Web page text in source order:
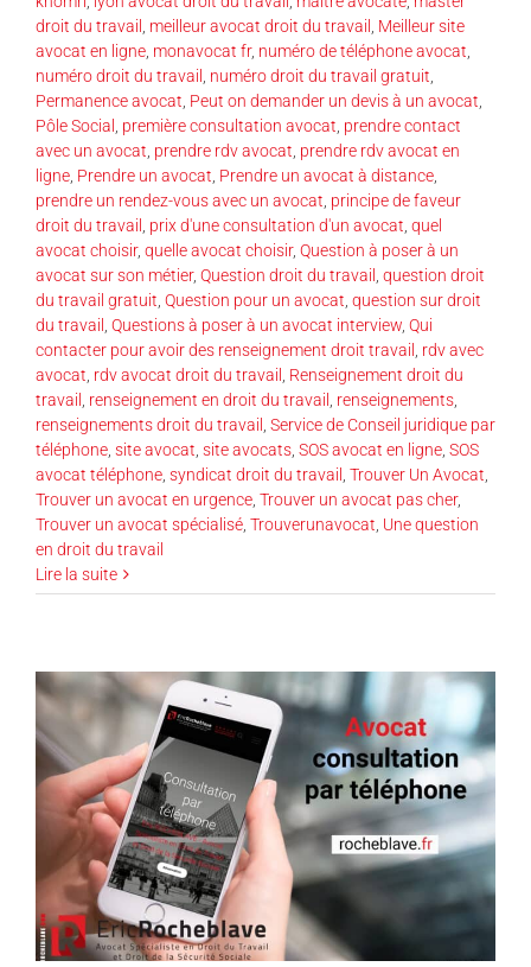
droit du travail
meilleur avocat droit du travail
Meilleur site
avocat en ligne monavocat fr, numéro de téléphone avocat
numéro droit du travail
numéro droit du travail gratuit
Permanence avocat Peut on demander un devis à un avocat
Pôle Social
première consultation avocat prendre contact
avec un avocat prendre rdv avocat prendre rdv avocat en
ligne Prendre un avocat Prendre un avocat à distance
prendre un rendez-vous avec un avocat principe de faveur
droit du travail
prix d'une consultation d'un avocat quel
avocat choisir, quelle avocat choisir, Question à poser à un
avocat sur son métier, Question droit du travail
question droit
du travail gratuit Question pour un avocat question sur droit
du travail
Questions à poser à un avocat interview Qui
contacter pour avoir des renseignement droit travail
rdv avec
avocat rdv avocat droit du travail
Renseignement droit du
travail
renseignement en droit du travail renseignements
renseignements droit du travail
Service de Conseil juridique par
téléphone site avocat site avocats SOS avocat en ligne SOS
avocat téléphone syndicat droit du travail Trouver Un Avocat
Trouver un avocat en urgence Trouver un avocat pas cher,
Trouver un avocat spécialisé Trouverunavocat Une question
en droit du travail
Lire la suite